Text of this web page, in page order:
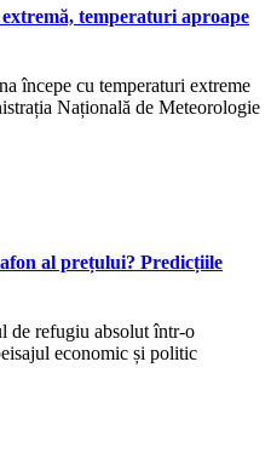
temperaturi aproape
începe cu temperaturi extreme
Națională de Meteorologie
al prețului? Predicțiile
de refugiu absolut într-o
economic și politic